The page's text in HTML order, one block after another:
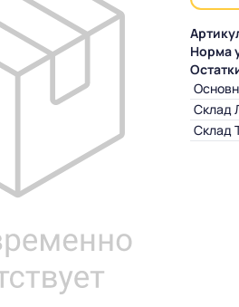
Норма
Склад
Склад